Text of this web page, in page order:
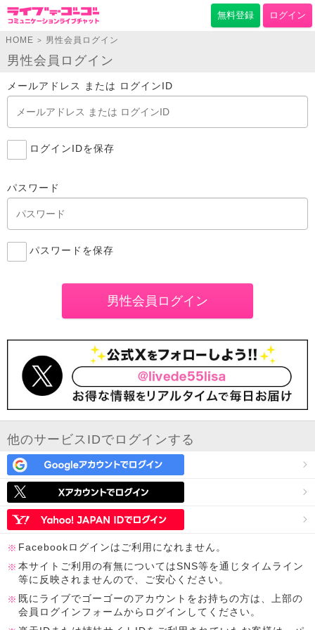
無料登録 ログイン
HOME > 男性会員ログイン
男性会員ログイン
メールアドレス または ログインID
ログインIDを保存
パスワード
パスワードを保存
他のサービスIDでログインする
Facebookログインはご利用になれません。
本サイトご利用の有無についてはSNS等を通じタイムライン
等に反映されませんので、ご安心ください。
既にライブでゴーゴーのアカウントをお持ちの方は、上部の
会員ログインフォームからログインしてください。